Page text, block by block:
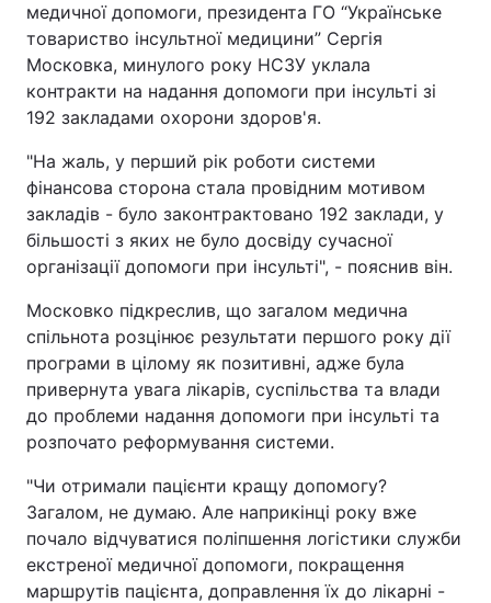
Тема оформлення
медичної допомоги, президента ГО “Українське
товариство інсультної медицини” Сергія
Московка, минулого року НСЗУ уклала
контракти на надання допомоги при інсульті зі
192 закладами охорони здоров'я.
"На жаль, у перший рік роботи системи
фінансова сторона стала провідним мотивом
закладів - було законтрактовано 192 заклади, у
більшості з яких не було досвіду сучасної
організації допомоги при інсульті", - пояснив він.
Московко підкреслив, що загалом медична
спільнота розцінює результати першого року дії
програми в цілому як позитивні, адже була
привернута увага лікарів, суспільства та влади
до проблеми надання допомоги при інсульті та
розпочато реформування системи.
"Чи отримали пацієнти кращу допомогу?
Загалом, не думаю. Але наприкінці року вже
почало відчуватися поліпшення логістики служби
екстреної медичної допомоги, покращення
маршрутів пацієнта, доправлення їх до лікарні -